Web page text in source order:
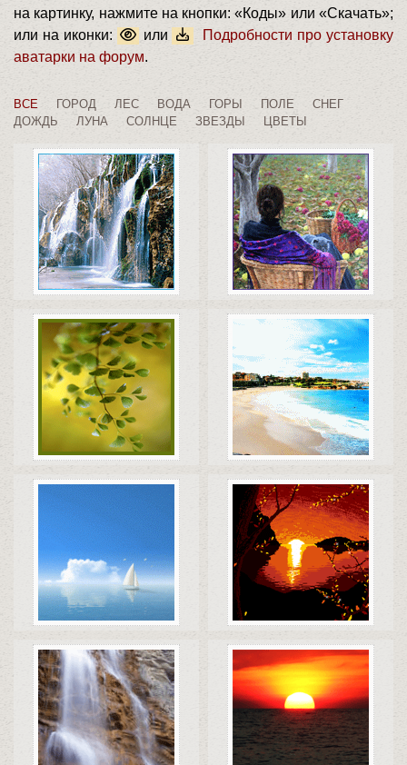
на картинку, нажмите на кнопки: «Коды» или «Скачать»;
или на иконки:
или
Подробности про установку
аватарки на форум.
ВСЕ ГОРОД ЛЕС ВОДА ГОРЫ ПОЛЕ
СНЕГ
ДОЖДЬ
ЛУНА СОЛНЦЕ ЗВЕЗДЫ ЦВЕТЫ
Коды Скачать Коды Скачать
Коды Скачать Коды Скачать
Коды Скачать Скачать